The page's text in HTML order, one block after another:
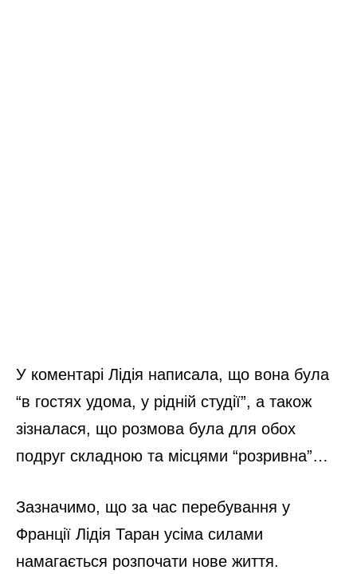
У коментарі Лідія написала, що вона була
“в гостях удома, у рідній студії”, а також
зізналася, що розмова була для обох
подруг складною та місцями “розривна”…
Зазначимо, що за час перебування у
Франції Лідія Таран усіма силами
намагається розпочати нове життя.